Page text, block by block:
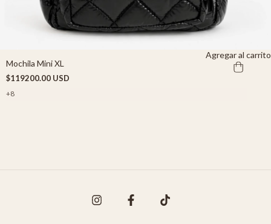
Mochila Mini XL
$119200.00 USD
+8
Agregar al carrito